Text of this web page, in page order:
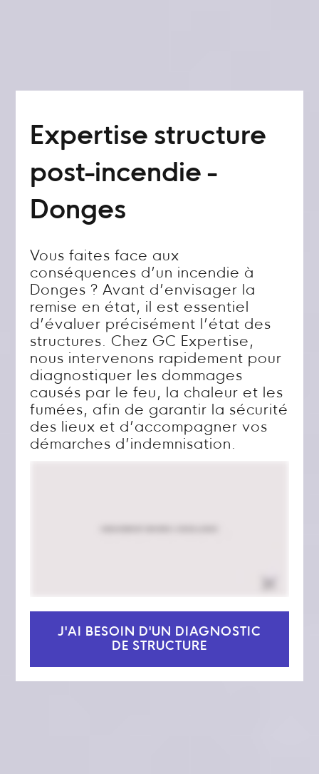
Expertise structure
post-incendie -
Donges
Vous faites face aux
conséquences d’un incendie à
Donges ? Avant d’envisager la
remise en état, il est essentiel
d’évaluer précisément l’état des
structures. Chez GC Expertise,
nous intervenons rapidement pour
diagnostiquer les dommages
causés par le feu, la chaleur et les
fumées, afin de garantir la sécurité
des lieux et d’accompagner vos
démarches d’indemnisation.
J'AI BESOIN D'UN DIAGNOSTIC
DE STRUCTURE